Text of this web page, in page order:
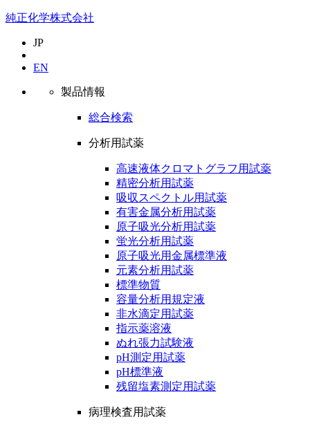
純正化学株式会社
JP
EN
製品情報
総合検索
分析用試薬
高速液体クロマトグラフ用試薬
精密分析用試薬
吸収スペクトル用試薬
有害金属分析用試薬
原子吸光分析用試薬
蛍光分析用試薬
原子吸光用金属標準液
元素分析用試薬
標準物質
容量分析用規定液
非水滴定用試薬
指示薬溶液
ぬれ張力試験液
pH測定用試薬
pH標準液
残留塩素測定用試薬
病理検査用試薬